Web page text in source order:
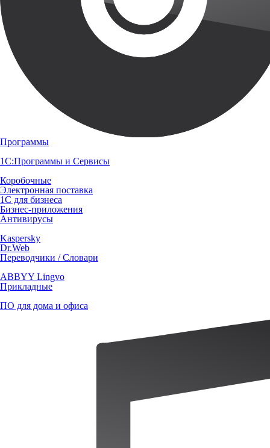
Программы
1С:Программы и Сервисы
Коробочные
Электронная поставка
1С для бизнеса
Бизнес-приложения
Антивирусы
Kaspersky
Dr.Web
Переводчики / Словари
ABBYY Lingvo
Прикладные
ПО для дома и офиса